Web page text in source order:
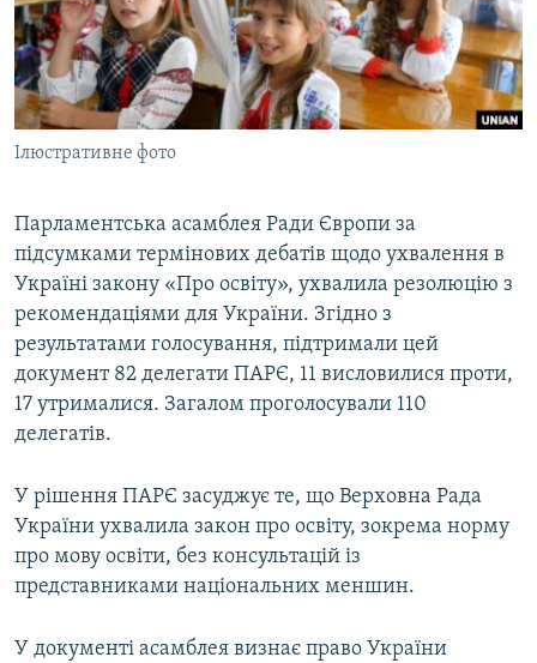
ДЕПОРТАЦІЯ
ВІДЕОУРОКИ «ELIFBE»
СВІДЧЕННЯ ОКУПАЦІЇ
УКРАЇНСЬКА ПРОБЛЕМА КРИМУ
ЯК ОБІЙТИ БЛОКУВАННЯ
Русский
Qırımtatar
Усі сайти RFE/RL
Ілюстративне фото
Парламентська асамблея Ради Європи за
підсумками термінових дебатів щодо ухвалення в
Україні закону «Про освіту», ухвалила резолюцію з
рекомендаціями для України. Згідно з
результатами голосування, підтримали цей
документ 82 делегати ПАРЄ, 11 висловилися проти,
17 утрималися. Загалом проголосували 110
делегатів.
У рішення ПАРЄ засуджує те, що Верховна Рада
України ухвалила закон про освіту, зокрема норму
про мову освіти, без консультацій із
представниками національних меншин.
У документі асамблея визнає право України